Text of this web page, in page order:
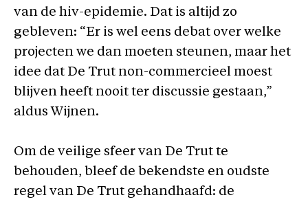
van de hiv-epidemie. Dat is altijd zo
gebleven: “Er is wel eens debat over welke
projecten we dan moeten steunen, maar het
idee dat De Trut non-commercieel moest
blijven heeft nooit ter discussie gestaan,”
aldus Wijnen.
Om de veilige sfeer van De Trut te
behouden, bleef de bekendste en oudste
regel van De Trut gehandhaafd: de